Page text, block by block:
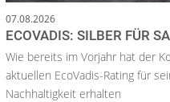
07.08.2026
ECOVADIS: SILBER FÜR
Wie bereits im Vorjahr hat der
aktuellen EcoVadis-Rating für
Nachhaltigkeit erhalten